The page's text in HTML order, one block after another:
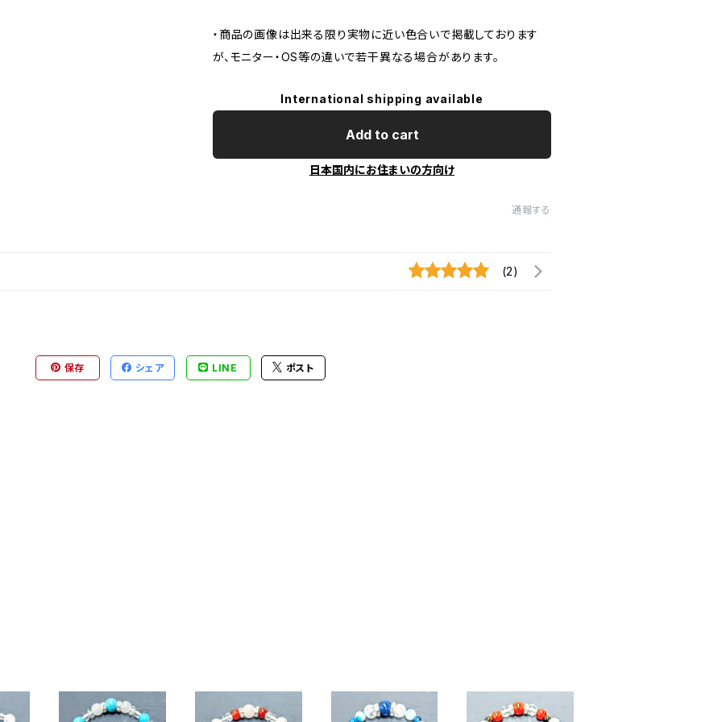
・商品の画像は出来る限り実物に近い色合いで掲載しております
が、モニター・OS等の違いで若干異なる場合があります。
International shipping available
Add to cart
日本国内にお住まいの方向け
通報する
(2)
保存 シェア LINE ポスト